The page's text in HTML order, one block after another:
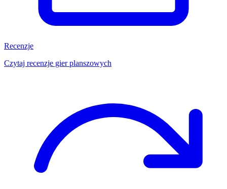
Recenzje
Czytaj recenzje gier planszowych